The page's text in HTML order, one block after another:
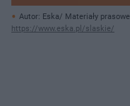
Autor: Eska/ Materiały prasowe
https://www.eska.pl/slaskie/